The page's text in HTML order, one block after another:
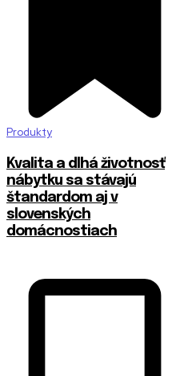
Produkty
​Kvalita a dlhá životnosť
nábytku sa stávajú
štandardom aj v
slovenských
domácnostiach